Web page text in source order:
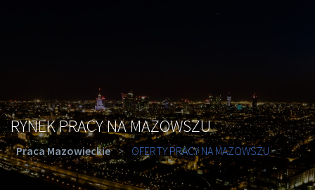
RYNEK PRACY NA MAZOWSZU
Praca Mazowieckie > OFERTY PRACY NA MAZOWSZU